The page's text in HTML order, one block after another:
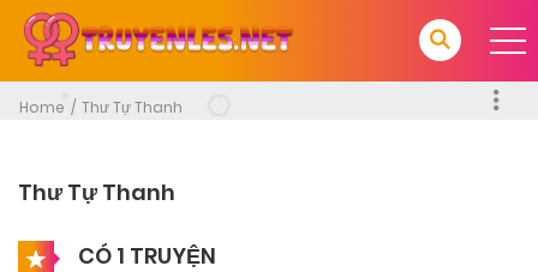
Home Thư Tự Thanh
Thư Tự Thanh
CÓ 1 TRUYỆN